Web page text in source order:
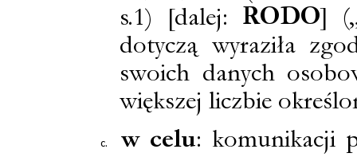
s.1) [dalej: RODO]
dotyczą wyraziła
swoich danych
większej liczbie
w celu: komunikacji